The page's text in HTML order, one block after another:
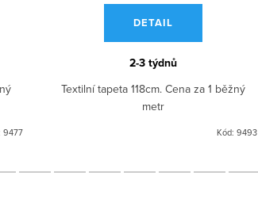
9477
DETAIL
2-3 týdnů
Textilní tapeta 118cm. Cena za 1 běžný
metr
Kód: 9493